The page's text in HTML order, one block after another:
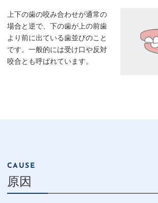
上下の歯の咬み合わせが通常の
場合と逆で、下の歯が上の前歯
より前に出ている歯並びのこと
です。一般的には受け口や反対
咬合とも呼ばれています。
CAUSE
原因